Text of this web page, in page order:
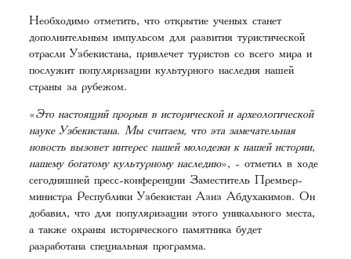
Необходимо отметить, что открытие ученых станет
дополнительным импульсом для развития туристической
отрасли Узбекистана, привлечет туристов со всего мира и
послужит популяризации культурного наследия нашей
страны за рубежом.
«Это настоящий прорыв в исторической и археологической
науке Узбекистана. Мы считаем, что эта замечательная
новость вызовет интерес нашей молодежи к нашей истории,
нашему богатому культурному наследию», - отметил в ходе
сегодняшней пресс-конференции Заместитель Премьер-
министра Республики Узбекистан Азиз Абдухакимов. Он
добавил, что для популяризации этого уникального места,
а также охраны исторического памятника будет
разработана специальная программа.